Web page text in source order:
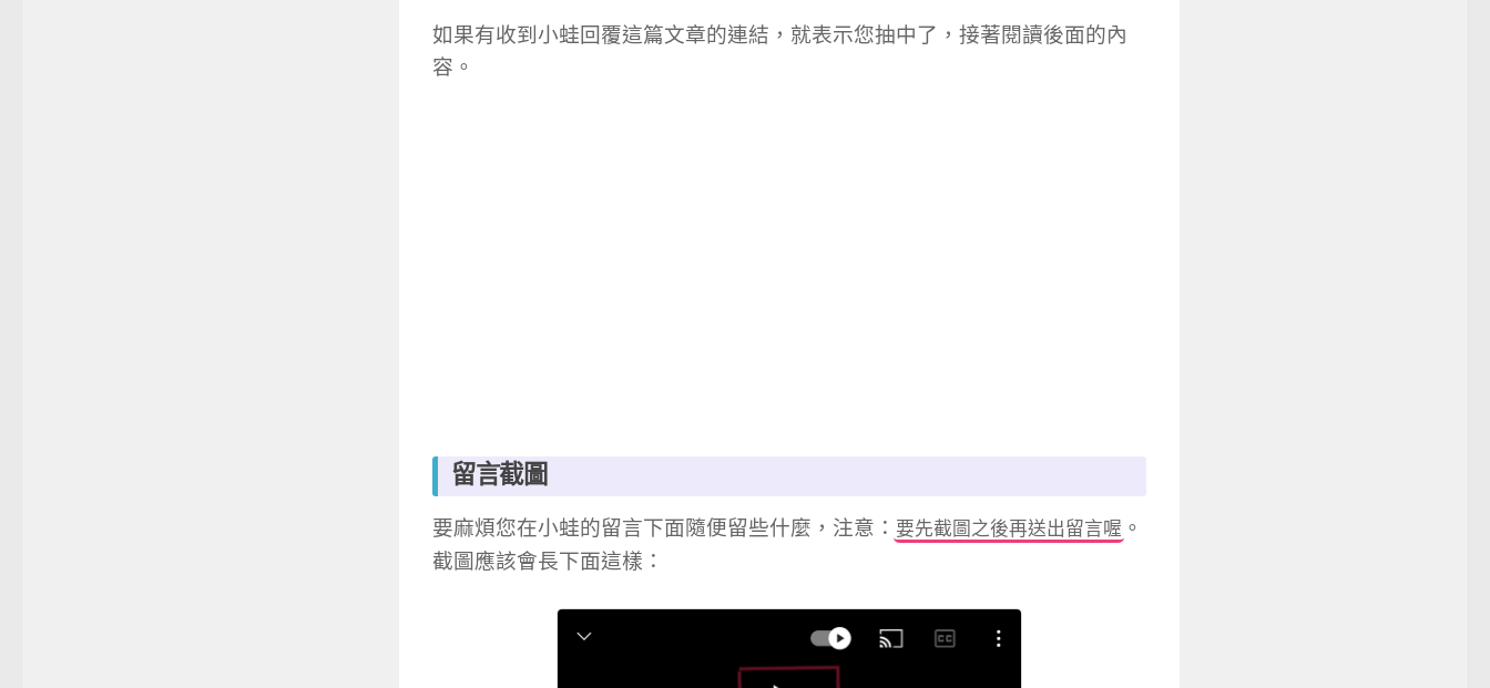
如果有收到小蛙回覆這篇文章的連結，就表示您抽中了，接著閱讀後面的內
容。
留言截圖
要麻煩您在小蛙的留言下面隨便留些什麼，注意： 要先截圖之後再送出留言喔 。
截圖應該會長下面這樣：